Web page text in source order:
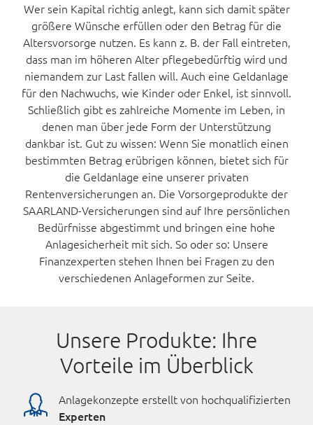
Wer sein Kapital richtig anlegt, kann sich damit später
größere Wünsche erfüllen oder den Betrag für die
Altersvorsorge nutzen. Es kann z. B. der Fall eintreten,
dass man im höheren Alter pflegebedürftig wird und
niemandem zur Last fallen will. Auch eine Geldanlage
für den Nachwuchs, wie Kinder oder Enkel, ist sinnvoll.
Schließlich gibt es zahlreiche Momente im Leben, in
denen man über jede Form der Unterstützung
dankbar ist. Gut zu wissen: Wenn Sie monatlich einen
bestimmten Betrag erübrigen können, bietet sich für
die Geldanlage eine unserer privaten
Rentenversicherungen an. Die Vorsorgeprodukte der
SAARLAND-Versicherungen sind auf Ihre persönlichen
Bedürfnisse abgestimmt und bringen eine hohe
Anlagesicherheit mit sich. So oder so: Unsere
Finanzexperten stehen Ihnen bei Fragen zu den
verschiedenen Anlageformen zur Seite.
Unsere Produkte: Ihre
Vorteile im Überblick
Anlagekonzepte erstellt von hochqualifizierten
Experten